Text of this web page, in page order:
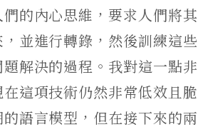
的內心思維，要求人們將其
並進行轉錄，然後訓練這些
解決的過程。我對這一點非
這項技術仍然非常低效且脆
語言模型，但在接下來的兩